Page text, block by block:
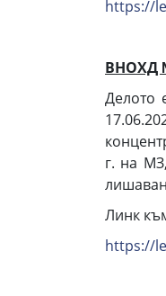
https://
ВНОХД
Делото
г. на
Линк
https://